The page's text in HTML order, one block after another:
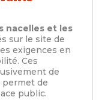
nacelles et les
sur le site de
exigences en
Ces
de
permet de
public.